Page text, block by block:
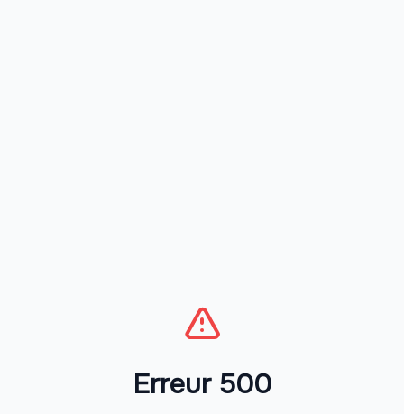
Erreur 500